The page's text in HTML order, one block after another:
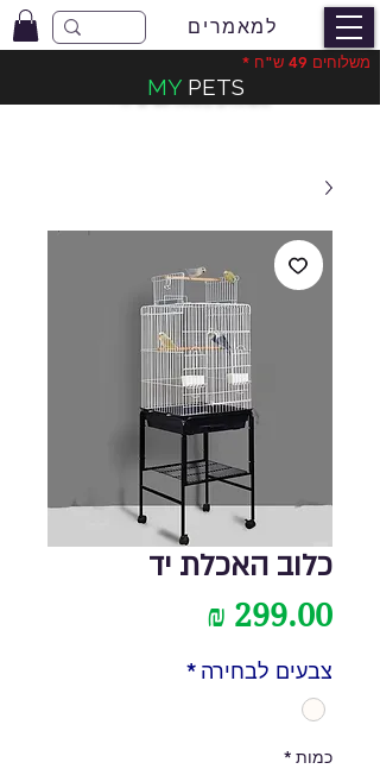
למאמרים
משלוחים בעלות 49 ש"ח
משלוחים 49 ש"ח *
MY PETS
כלוב האכלת יד
צבעים לבחירה *
כמות *